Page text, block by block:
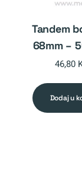
tandem box slim
68mm –
46,80
dodaj u